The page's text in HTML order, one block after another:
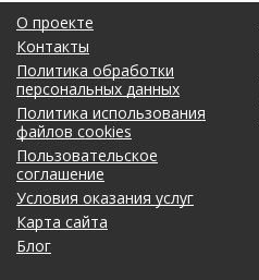
О проекте
Контакты
Политика обработки
персональных данных
Политика использования
файлов cookies
Пользовательское
соглашение
Условия оказания услуг
Карта сайта
Блог